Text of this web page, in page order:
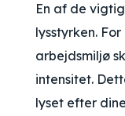
En af de
lysstyrken.
arbejdsmiljø
intensitet.
lyset efter